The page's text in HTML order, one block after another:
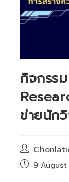
กิจกรร
ข่ายนัก
Post
author:
Post9